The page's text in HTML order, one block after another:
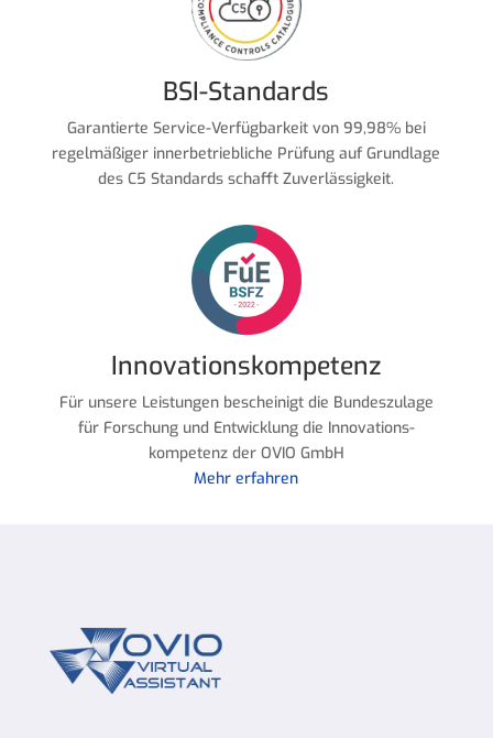
BSI-Standards
Garantierte Service-Verfügbarkeit von 99,98% bei
regelmäßiger innerbetriebliche Prüfung auf Grundlage
des C5 Standards schafft Zuverlässigkeit.
Innovationskompetenz
Für unsere Leistungen bescheinigt die Bundeszulage
für Forschung und Entwicklung die Innovations-
kompetenz der OVIO GmbH
Mehr erfahren